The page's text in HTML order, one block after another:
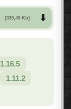
[339,45 Kb]
1.16.5
1.11.2